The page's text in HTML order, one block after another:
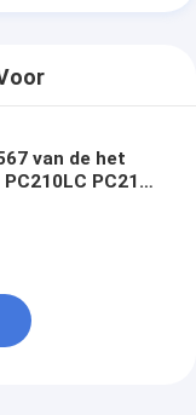
van de het
PC210